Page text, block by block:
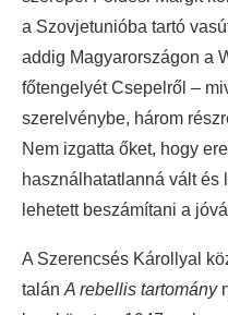
a Szovjetunióba tartó
addig Magyarországon a
főtengelyét Csepelről –
szerelvénybe, három
Nem izgatta őket, hogy
használhatatlanná vált és
lehetett beszámítani a
A Szerencsés Károllyal
talán A rebellis tartomány